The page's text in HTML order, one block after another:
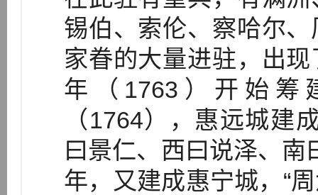
锡伯、索伦、察哈尔
家眷的大量进驻，出
年（1763）开始筹
（1764），惠远城建
曰景仁、西曰说泽、南
年，又建成惠宁城，“